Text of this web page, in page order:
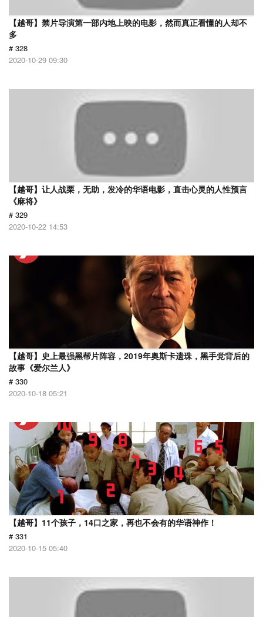
【越哥】禁片导演第一部内地上映的电影，然而真正看懂的人却不
多
# 328
2020-10-29 09:30
【越哥】让人战栗，无助，发冷的华语电影，直击心灵的人性预言
《麻将》
# 329
2020-10-22 14:53
【越哥】史上最强黑帮片阵容，2019年奥斯卡遗珠，黑手党背后的
故事《爱尔兰人》
# 330
2020-10-18 05:21
【越哥】11个孩子，14口之家，再也不会有的华语神作！
# 331
2020-10-15 05:40